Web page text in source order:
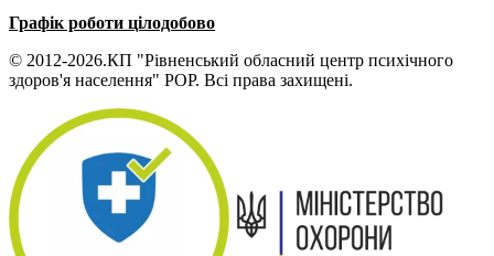
Графік роботи цілодобово
© 2012-2026.КП "Рівненський обласний центр психічного
здоров'я населення" РОР. Всі права захищені.